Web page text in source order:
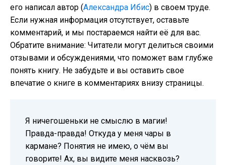
его написал автор (Александра Ибис) в своем труде.
Если нужная информация отсутствует, оставьте
комментарий, и мы постараемся найти её для вас.
Обратите внимание: Читатели могут делиться своими
отзывами и обсуждениями, что поможет вам глубже
понять книгу. Не забудьте и вы оставить свое
впечатие о книге в комментариях внизу страницы.
Я ничегошеньки не смыслю в магии!
Правда-правда! Откуда у меня чары в
кармане? Понятия не имею, о чём вы
говорите! Ах, вы видите меня насквозь?